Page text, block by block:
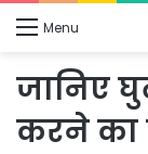
Menu
जानिए
करने का